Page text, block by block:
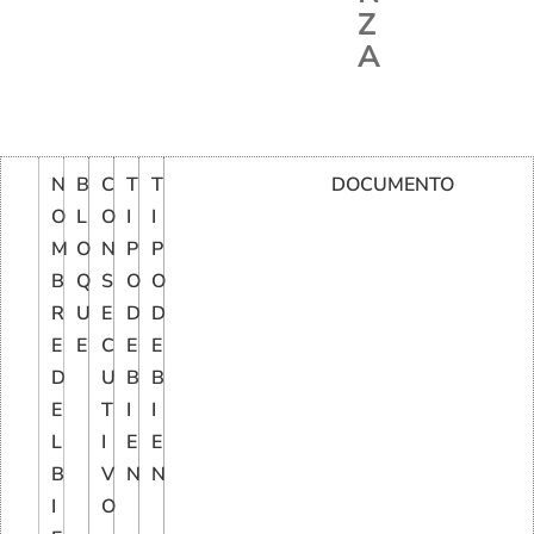
Z
A
N
O
M
B
R
E
D
E
L
B
I
B
L
O
Q
U
E
C
O
N
S
E
C
U
T
I
V
O
T
I
P
O
D
E
B
I
E
N
T
I
P
O
D
E
B
I
E
N
DOCUMENTO